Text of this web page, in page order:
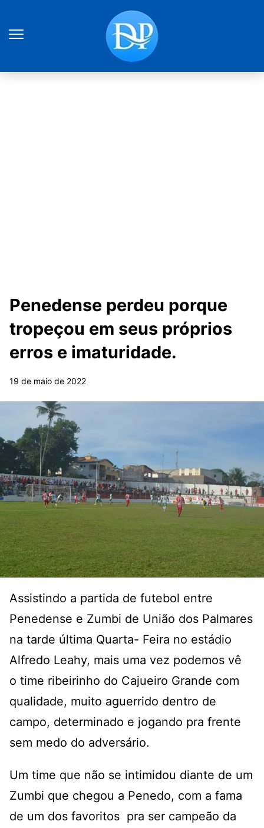
Penedense perdeu porque
tropeçou em seus próprios
erros e imaturidade.
19 de maio de 2022
Assistindo a partida de futebol entre
Penedense e Zumbi de União dos Palmares
na tarde última Quarta- Feira no estádio
Alfredo Leahy, mais uma vez podemos vê
o time ribeirinho do Cajueiro Grande com
qualidade, muito aguerrido dentro de
campo, determinado e jogando pra frente
sem medo do adversário.
Um time que não se intimidou diante de um
Zumbi que chegou a Penedo, com a fama
de um dos favoritos pra ser campeão da